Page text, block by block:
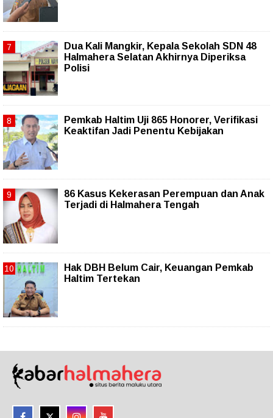
Dua Kali Mangkir, Kepala Sekolah SDN 48
Halmahera Selatan Akhirnya Diperiksa
Polisi
Pemkab Haltim Uji 865 Honorer, Verifikasi
Keaktifan Jadi Penentu Kebijakan
86 Kasus Kekerasan Perempuan dan Anak
Terjadi di Halmahera Tengah
Hak DBH Belum Cair, Keuangan Pemkab
Haltim Tertekan